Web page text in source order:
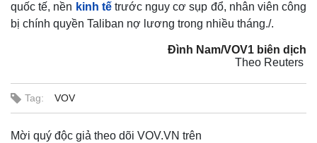
quốc tế, nền kinh tếtrước nguy cơ sụp đổ, nhân viên công
bị chính quyền Taliban nợ lương trong nhiều tháng./.
Đình Nam/VOV1 biên dịch
Theo Reuters
Tag: VOV
Mời quý độc giả theo dõi VOV.VN trên